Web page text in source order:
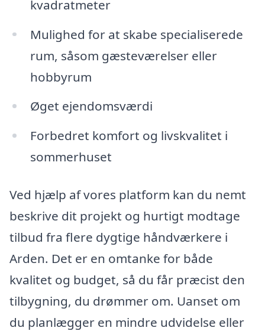
kvadratmeter
Mulighed for at skabe specialiserede
rum, såsom gæsteværelser eller
hobbyrum
Øget ejendomsværdi
Forbedret komfort og livskvalitet i
sommerhuset
Ved hjælp af vores platform kan du nemt
beskrive dit projekt og hurtigt modtage
tilbud fra flere dygtige håndværkere i
Arden. Det er en omtanke for både
kvalitet og budget, så du får præcist den
tilbygning, du drømmer om. Uanset om
du planlægger en mindre udvidelse eller